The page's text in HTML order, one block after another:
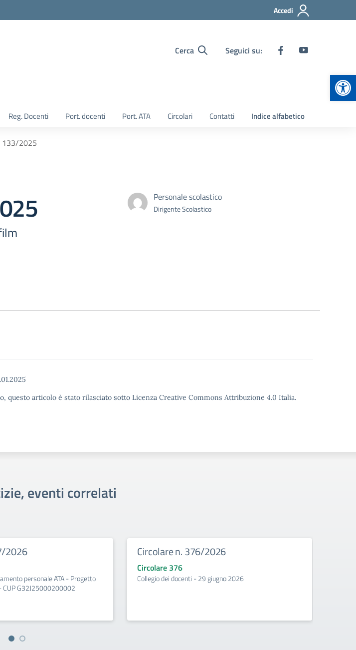
Accedi
Cerca Seguici su:
Reg. Docenti Port. docenti Port. ATA Circolari Contatti Indice alfabetico
133/2025
Personale scolastico
Dirigente Scolastico
questo articolo è stato rilasciato sotto Licenza Creative Commons Attribuzione 4.0 Italia.
eventi correlati
2026
personale ATA - Progetto
CUP G32J25000200002
Circolare n. 376/2026
Circolare 376
Collegio dei docenti - 29 giugno 2026